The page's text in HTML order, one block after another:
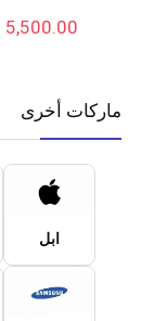
5,500.00
ماركات أخرى
ابل